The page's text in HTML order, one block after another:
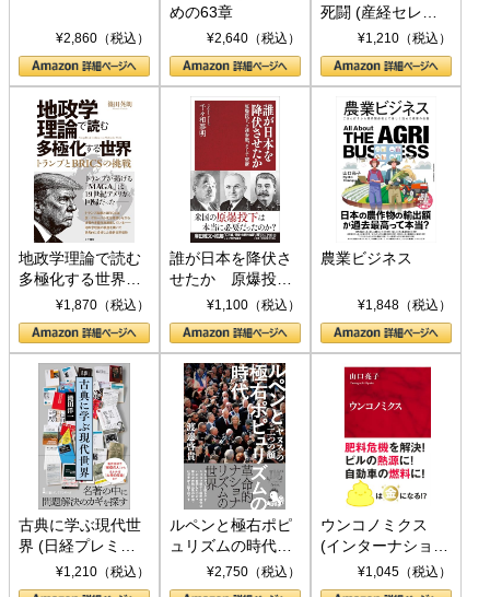
¥2,860（税込）
めの63章
¥2,640（税込）
死闘 (産経セレク
ト S 039)¥1,210（税込）
地政学理論で読む
多極化する世界：
トランプとBRICS
の挑戦
¥1,870（税込）
誰が日本を降伏さ
せたか 原爆投
下、ソ連参戦、そ
して聖断 (PHP新
書)
¥1,100（税込）
農業ビジネス
¥1,848（税込）
古典に学ぶ現代世
界 (日経プレミア
シリーズ)¥1,210（税込）
ルペンと極右ポピ
ュリズムの時代：
〈ヤヌス〉の二つ
の顔
¥2,750（税込）
ウンコノミクス
(インターナショナ
ル新書)¥1,045（税込）